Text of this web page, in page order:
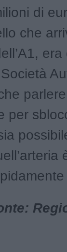
di
che
era
per